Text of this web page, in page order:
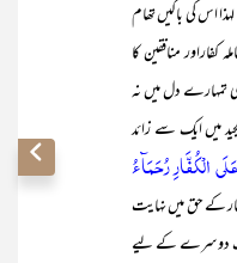
اس کی باگیں تھام
کفاراور منافقین کا
دل میں نہ
میں ایک سے زائد
الۡکُفَّارِ رُحَمَآءُ
کے حق میں نہایت
دوسرے کے لیے